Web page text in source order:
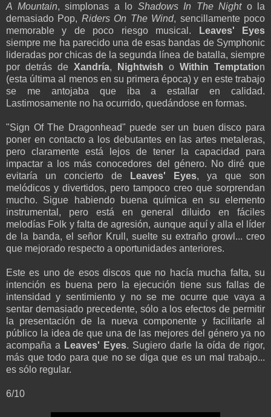
A Mountain, simplonas a lo Shadows In The Nighto la
demasiado Pop, Riders On The Wind, sencillamente poco
memorable y de poco riesgo musical.
Leaves' Eyes
siempre me ha parecido una de esas bandas de Symphonic
lideradas por chicas de la segunda línea de batalla, siempre
por detrás de Xandría, Nightwish o Within Temptation
(esta última al menos en su primera época) y en este trabajo
se me antojaba que iba a estallar en calidad.
Lastimosamente no ha ocurrido, quedándose en formas.
"Sign Of The Dragonhead" puede ser un buen disco para
poner en contacto a los debutantes en las artes metaleras,
pero claramente está lejos de tener la capacidad para
impactar a los más conocedores del género. No diré que
evitaría un concierto de
Leaves' Eyes, ya que son
melódicos y divertidos, pero tampoco creo que sorprendan
mucho. Sigue habiendo buena química en su elemento
instrumental, pero está en general diluido en fáciles
melodías Folk y falta de agresión, aunque aquí y alla el líder
de la banda, el señor Krull, suelte su extraño growl... creo
que mejorado respecto a oportunidades anteriores.
Este es uno de esos discos que no hacía mucha falta, su
intención es buena pero la ejecución tiene sus fallas de
intensidad y sentimiento y no se me ocurre que vaya a
sentar demasiado precedente, sólo a los efectos de permitir
la presentación de la nueva componente y facilitarle al
público la idea de que una de las mejores del género ya no
acompaña a Leaves' Eyes. Sugiero darle la oída de rigor,
más que todo para que no se diga que es un mal trabajo...
es sólo regular.
6/10